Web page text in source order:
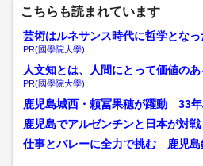
こちらも読まれています
芸術はルネサンス時代に哲学となっ
PR(國學院大學)
人文知とは、人間にとって価値の
PR(國學院大學)
鹿児島城西・頼冨果穂が躍動 33
内商工も6年連続 男女...
鹿児島でアルゼンチンと日本が対
内でトレーニング中
仕事とバレーに全力で挑む 鹿児島